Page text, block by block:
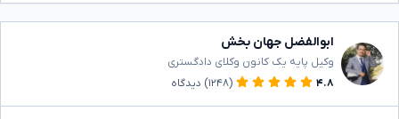
ابوالفضل جهان بخش
وکیل پایه یک کانون وکلای دادگستری
۴.۸
(۱۲۴۸) دیدگاه